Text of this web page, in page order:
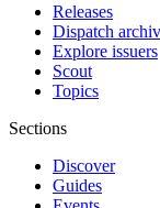
Releases
Dispatch
Explore issuers
Scout
Topics
Sections
Discover
Guides